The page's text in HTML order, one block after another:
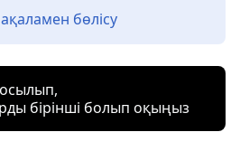
бөлісу
бірінші болып оқыңыз